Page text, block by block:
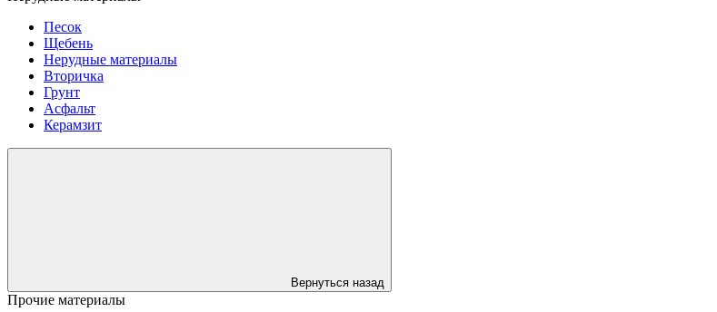
Песок
Щебень
Нерудные материалы
Вторичка
Грунт
Асфальт
Керамзит
Вернуться назад
Прочие материалы